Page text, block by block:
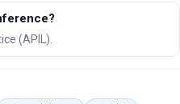
(APIL).